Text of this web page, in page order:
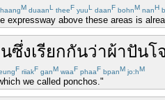
M duaanL theeF yuuL daanF bohnM nanH
above these areas is
ซึ่งเรียกกันว่าผ้าปันโจ
F riiakF ganM waaF phaaF bpanM jo:hM
we called ponchos."